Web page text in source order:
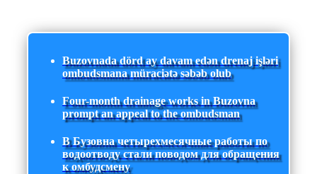
Buzovnada dörd ay davam edən drenaj işləri
ombudsmana müraciətə səbəb olub
Four-month drainage works in Buzovna
prompt an appeal to the ombudsman
В Бузовна четырехмесячные работы по
водоотводу стали поводом для обращения
к омбудсмену